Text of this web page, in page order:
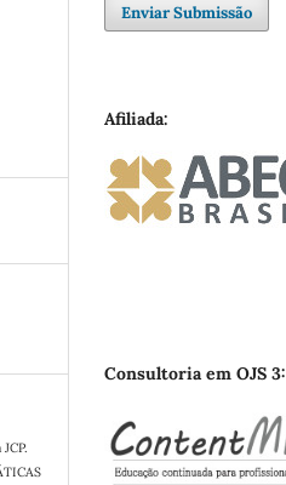
Enviar Submissão
Afiliada:
Consultoria em OJS 3: